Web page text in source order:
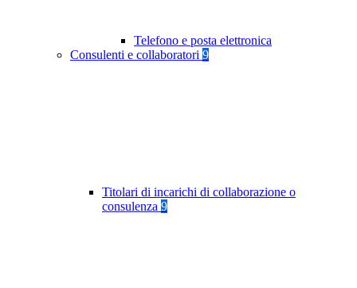
Telefono e posta elettronica
Consulenti e collaboratori 9
Titolari di incarichi di collaborazione o
consulenza 9